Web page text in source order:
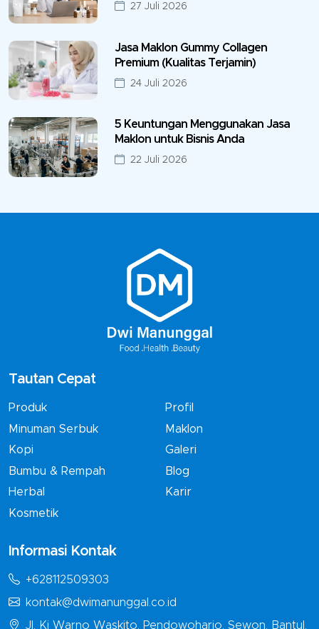
27 Juli 2026
Jasa Maklon Gummy Collagen
Premium (Kualitas Terjamin)
24 Juli 2026
5 Keuntungan Menggunakan Jasa
Maklon untuk Bisnis Anda
22 Juli 2026
Tautan Cepat
Produk
Minuman Serbuk
Kopi
Bumbu & Rempah
Herbal
Kosmetik
Profil
Maklon
Galeri
Blog
Karir
Informasi Kontak
+628112509303
kontak@dwimanunggal.co.id
Jl. Ki Warno Waskito, Pendowoharjo, Sewon, Bantul,